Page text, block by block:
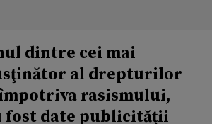
dintre cei mai
al drepturilor
rasismului,
fost date publicităţii